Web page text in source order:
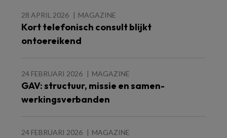
28 APRIL 2026 MAGAZINE
Kort telefonisch consult blijkt
ontoereikend
24 FEBRUARI 2026 MAGAZINE
GAV: structuur, missie en samen-
werkingsverbanden
24 FEBRUARI 2026 MAGAZINE